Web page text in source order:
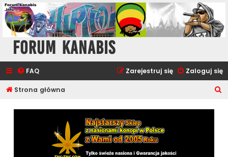
Forum Kanabis
FAQ Zaloguj się
Zarejestruj się
Strona główna